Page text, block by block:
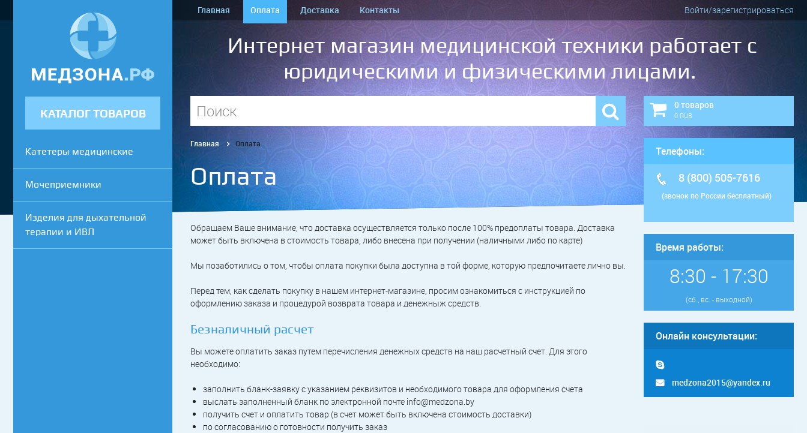
КАТАЛОГ ТОВАРОВ
Катетеры медицинские
Мочеприемники
Изделия для дыхательной
терапии и ИВЛ
Главная Оплата Доставка Контакты Войти/зарегистрироваться
Интернет магазин медицинской техники работает с
юридическими и физическими лицами.
0 товаров
0 RUB
Телефоны:
8 (800) 505-7616
(звонок по России бесплатный)
Время работы:
8:30 - 17:30
(сб., вс. - выходной)
Онлайн консультации:
medzona2015@yandex.ru
Главная Оплата
Оплата
Обращаем Ваше внимание, что доставка осуществляется только после 100% предоплаты товара. Доставка
может быть включена в стоимость товара, либо внесена при получении (наличными либо по карте)
Мы позаботились о том, чтобы оплата покупки была доступна в той форме, которую предпочитаете лично вы.
Перед тем, как сделать покупку в нашем интернет-магазине, просим ознакомиться с инструкцией по
оформлению заказа и процедурой возврата товара и денежныж средств.
Безналичный расчет
Вы можете оплатить заказ путем перечисления денежных средств на наш расчетный счет. Для этого
необходимо:
заполнить бланк-заявку с указанием реквизитов и необходимого товара для оформления счета
выслать заполненный бланк по электронной почте info@medzona.by
получить счет и оплатить товар (в счет может быть включена стоимость доставки)
по согласованию о готовности получить заказ